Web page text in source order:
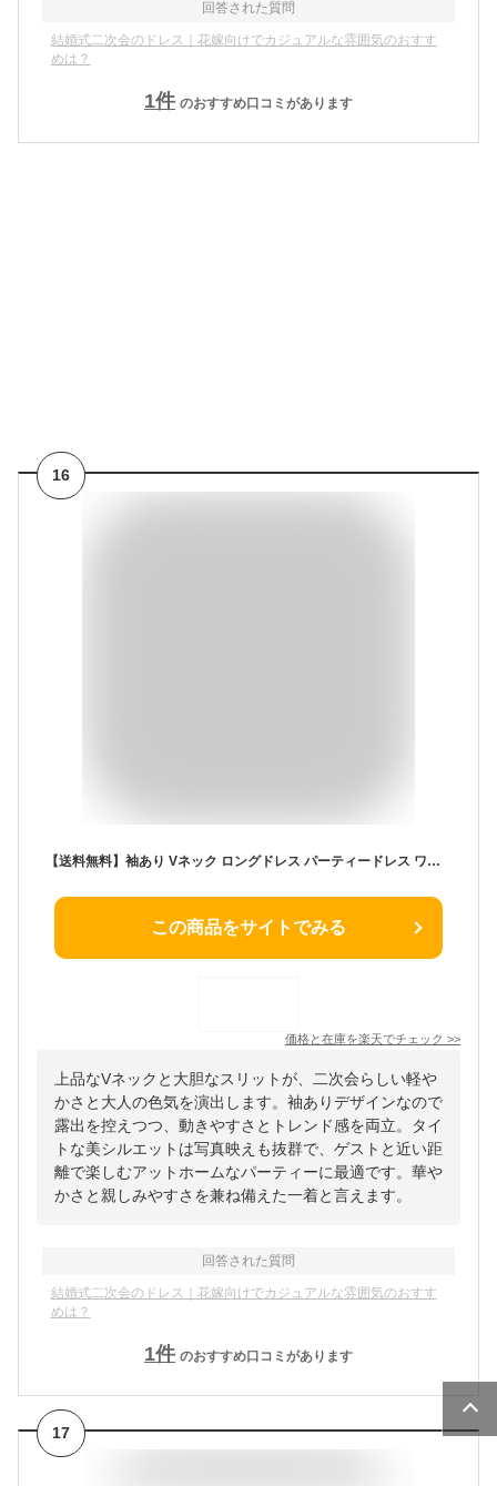
回答された質問
結婚式二次会のドレス｜花嫁向けでカジュアルな雰囲気のおすす
めは？
1件 のおすすめ口コミがあります
16
【送料無料】袖あり Vネック ロングドレス パーティードレス ワンピドレス カクテルドレス 女子会 イベント 優雅 着痩せ タイトワンピース 披露宴 DS DJ ドレス レデイース マキシ丈 ナイトドレス ロング丈 モーターショー セクシー デート スリットワンピース40代 30代 20代
この商品をサイトでみる
価格と在庫を楽天でチェック >>
上品なVネックと大胆なスリットが、二次会らしい軽や
かさと大人の色気を演出します。袖ありデザインなので
露出を控えつつ、動きやすさとトレンド感を両立。タイ
トな美シルエットは写真映えも抜群で、ゲストと近い距
離で楽しむアットホームなパーティーに最適です。華や
かさと親しみやすさを兼ね備えた一着と言えます。
回答された質問
結婚式二次会のドレス｜花嫁向けでカジュアルな雰囲気のおすす
めは？
1件 のおすすめ口コミがあります
17